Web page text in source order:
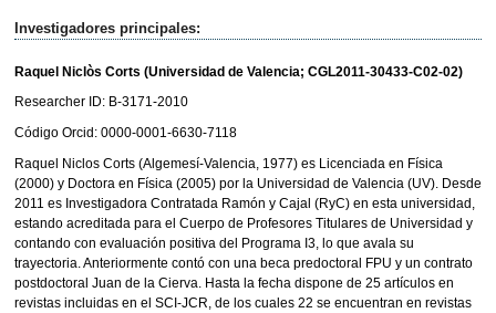
Investigadores principales:
Raquel Niclòs Corts (Universidad de Valencia; CGL2011-30433-C02-02)
Researcher ID: B-3171-2010
Código Orcid: 0000-0001-6630-7118
Raquel Niclos Corts (Algemesí-Valencia, 1977) es Licenciada en Física
(2000) y Doctora en Física (2005) por la Universidad de Valencia (UV). Desde
2011 es Investigadora Contratada Ramón y Cajal (RyC) en esta universidad,
estando acreditada para el Cuerpo de Profesores Titulares de Universidad y
contando con evaluación positiva del Programa I3, lo que avala su
trayectoria. Anteriormente contó con una beca predoctoral FPU y un contrato
postdoctoral Juan de la Cierva. Hasta la fecha dispone de 25 artículos en
revistas incluidas en el SCI-JCR, de los cuales 22 se encuentran en revistas